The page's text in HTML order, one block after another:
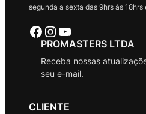
segunda a sexta das 9hrs às
Facebook Instagram Youtube
PROMASTERS LTDA
Receba nossas
seu e-mail.
CLIENTE